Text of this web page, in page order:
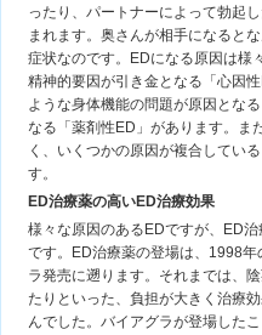
ったり、パートナーによって勃起
まれます。奥さんが相手になると
症状なのです。EDになる原因は様
精神的要因が引き金となる「心因
ような身体機能の問題が原因とな
なる「薬剤性ED」があります。ま
く、いくつかの原因が複合してい
す。
ED治療薬の高いED治療効果
様々な原因のあるEDですが、ED
です。ED治療薬の登場は、1998
ラ発売に遡ります。それまでは、
たりといった、負担が大きく治療
んでした。バイアグラが登場した